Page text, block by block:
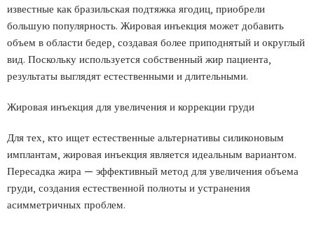
известные как бразильская подтяжка ягодиц, приобрели
большую популярность. Жировая инъекция может добавить
объем в области бедер, создавая более приподнятый и округлый
вид. Поскольку используется собственный жир пациента,
результаты выглядят естественными и длительными.
Жировая инъекция для увеличения и коррекции груди
Для тех, кто ищет естественные альтернативы силиконовым
имплантам, жировая инъекция является идеальным вариантом.
Пересадка жира — эффективный метод для увеличения объема
груди, создания естественной полноты и устранения
асимметричных проблем.